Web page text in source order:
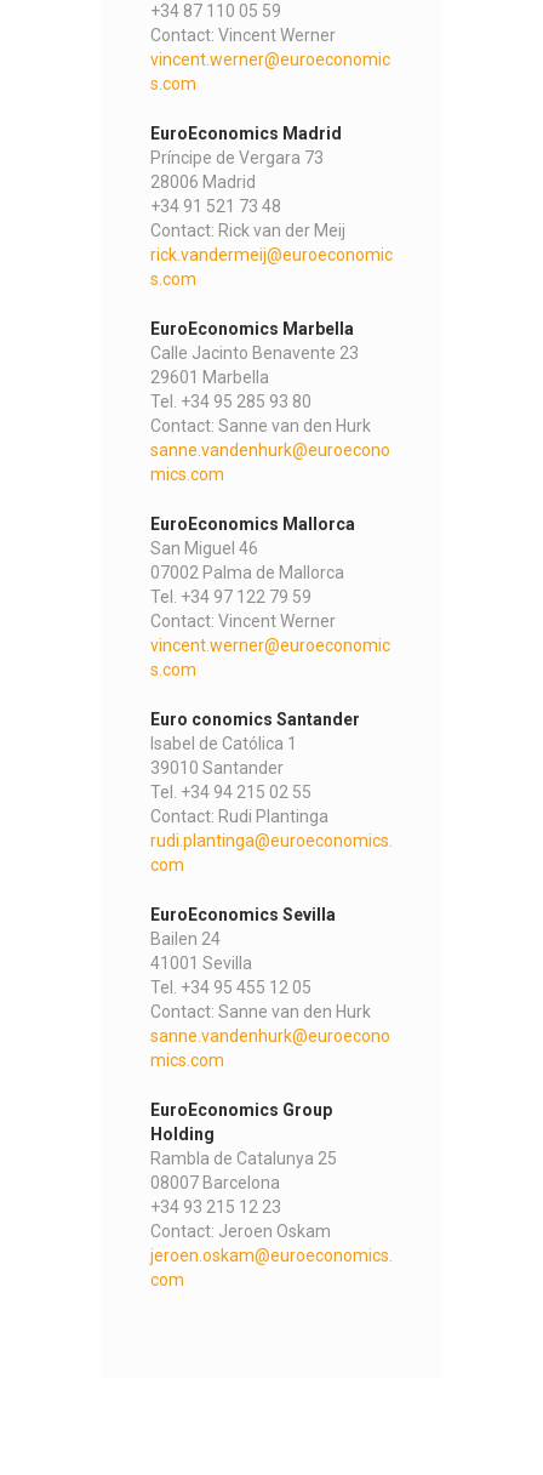
+34 87 110 05 59
Contact: Vincent Werner
vincent.werner@euroeconomic
s.com
EuroEconomics Madrid
Príncipe de Vergara 73
28006 Madrid
+34 91 521 73 48
Contact: Rick van der Meij
rick.vandermeij@euroeconomic
s.com
EuroEconomics Marbella
Calle Jacinto Benavente 23
29601 Marbella
Tel. +34 95 285 93 80
Contact: Sanne van den Hurk
sanne.vandenhurk@euroecono
mics.com
EuroEconomics Mallorca
San Miguel 46
07002 Palma de Mallorca
Tel. +34 97 122 79 59
Contact: Vincent Werner
vincent.werner@euroeconomic
s.com
Euro conomics Santander
Isabel de Católica 1
39010 Santander
Tel. +34 94 215 02 55
Contact: Rudi Plantinga
rudi.plantinga@euroeconomics.
com
EuroEconomics Sevilla
Bailen 24
41001 Sevilla
Tel. +34 95 455 12 05
Contact: Sanne van den Hurk
sanne.vandenhurk@euroecono
mics.com
EuroEconomics Group
Holding
Rambla de Catalunya 25
08007 Barcelona
+34 93 215 12 23
Contact: Jeroen Oskam
jeroen.oskam@euroeconomics.
com